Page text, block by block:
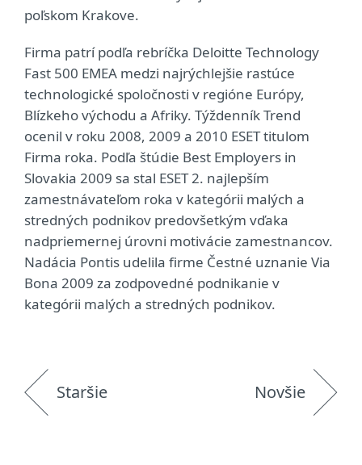
poľskom Krakove.
Firma patrí podľa rebríčka Deloitte Technology
Fast 500 EMEA medzi najrýchlejšie rastúce
technologické spoločnosti v regióne Európy,
Blízkeho východu a Afriky. Týždenník Trend
ocenil v roku 2008, 2009 a 2010 ESET titulom
Firma roka. Podľa štúdie Best Employers in
Slovakia 2009 sa stal ESET 2. najlepším
zamestnávateľom roka v kategórii malých a
stredných podnikov predovšetkým vďaka
nadpriemernej úrovni motivácie zamestnancov.
Nadácia Pontis udelila firme Čestné uznanie Via
Bona 2009 za zodpovedné podnikanie v
kategórii malých a stredných podnikov.
Staršie Novšie